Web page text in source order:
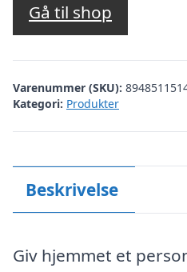
Gå til shop
Varenummer (SKU):
Kategori: Produkter
Beskrivelse
Giv hjemmet et